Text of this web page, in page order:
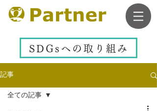
SDGsへの取り組み
記事
全ての記事